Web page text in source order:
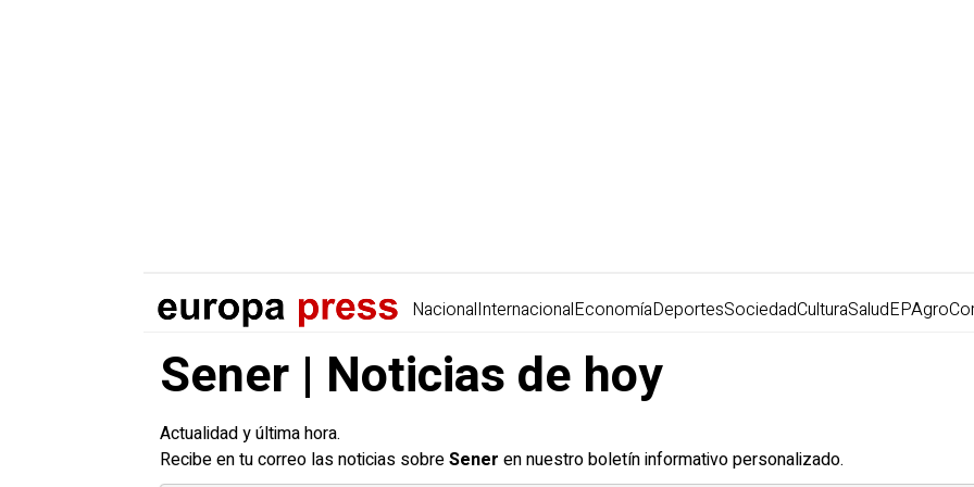
NacionalInternacionalEconomíaDeportesSociedadCulturaSaludEPAgro
Sener | Noticias de hoy
Actualidad y última hora.
Recibe en tu correo las noticias sobreSener en nuestro boletín informativo personalizado.